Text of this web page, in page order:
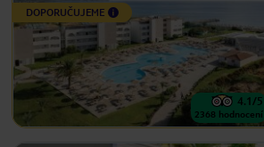
DOPORUČUJEME
4.1/5
2368 hodnocení